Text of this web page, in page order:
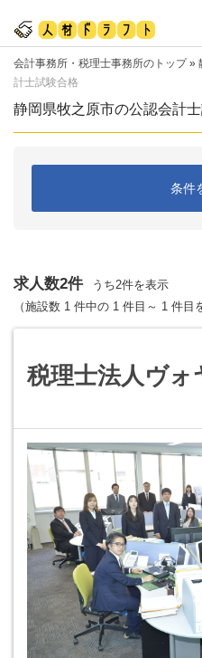
会計事務所・税理士事務所のトップ»
計士試験合格
静岡県牧之原市の公認会計
条件
求人数2件
うち2件を表示
（施設数 1 件中の 1 件目～ 1 件目
税理士法人ヴォ